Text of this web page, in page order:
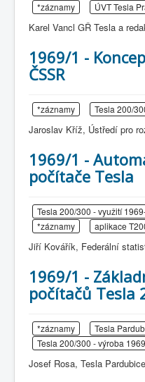
*záznamy ÚVT Tesla
Karel Vancl GŘ Tesla a
1969/1 -
ČSSR
*záznamy Tesla 200/
Jaroslav Kříž, Ústředí pro
1969/1 -
počítače Tesla
Tesla 200/300 - využití
*záznamy
aplikace
Jiří Kovářík, Federální
1969/1 -
počítačů Tesla
*záznamy
Tesla
Tesla 200/300 - výroba
Josef Rosa, Tesla